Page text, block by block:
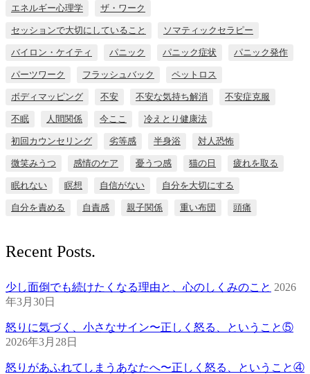
エネルギー心理学 ザ・ワーク
セッションで大切にしていること ソマティックセラピー
バイロン・ケイティ パニック パニック症状 パニック発作
パーツワーク フラッシュバック ペットロス
ボディマッピング 不安 不安な気持ち解消 不安症克服
不眠 人間関係 今ここ 冷えとり健康法
初回カウンセリング 劣等感 半身浴 対人恐怖
微笑みうつ 感情のケア 憂うつ感 猫の日 疲れを取る
眠れない 瞑想 自信がない 自分を大切にする
自分を責める 自責感 親子関係 重い布団 頭痛
Recent Posts.
少し面倒でも続けたくなる理由と、心のしくみのこと 2026
年3月30日
怒りに気づく、小さなサイン〜正しく怒る、ということ⑤
2026年3月28日
怒りがあふれてしまうあなたへ〜正しく怒る、ということ④